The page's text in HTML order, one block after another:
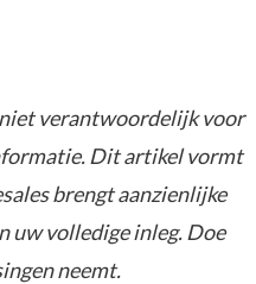
verantwoordelijk voor
Dit artikel vormt
brengt aanzienlijke
uw volledige inleg. Doe
neemt.